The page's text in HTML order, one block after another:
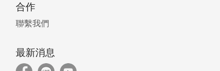
合作
聯繫我們
最新消息